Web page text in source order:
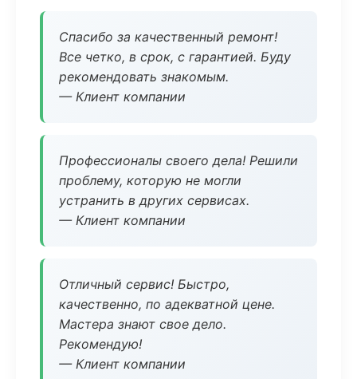
Спасибо за качественный ремонт!
Все четко, в срок, с гарантией. Буду
рекомендовать знакомым.
— Клиент компании
Профессионалы своего дела! Решили
проблему, которую не могли
устранить в других сервисах.
— Клиент компании
Отличный сервис! Быстро,
качественно, по адекватной цене.
Мастера знают свое дело.
Рекомендую!
— Клиент компании